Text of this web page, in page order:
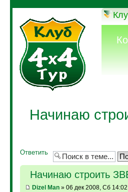
Начинаю
Ответить
Начинаю строить
Dizel Man» 06 дек 2008, Сб 14:02